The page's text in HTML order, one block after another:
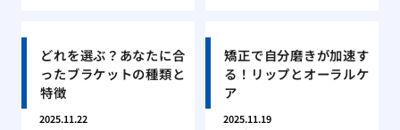
どれを選ぶ？あなたに合
ったブラケットの種類と
特徴
2025.11.22
矯正で自分磨きが加速す
る！リップとオーラルケ
ア
2025.11.19